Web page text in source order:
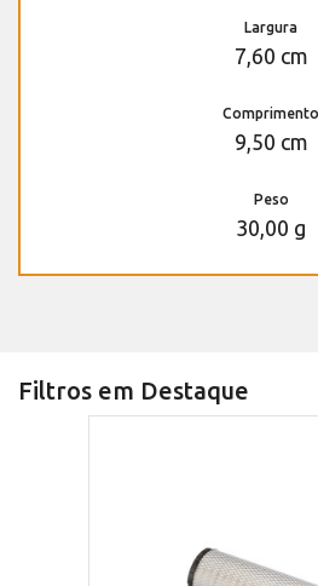
Largura
7,60 cm
Comprimento
9,50 cm
Peso
30,00 g
Filtros em Destaque